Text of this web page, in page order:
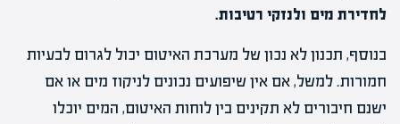
לחדירת מים ולנזקי רטיבות.
בנוסף, תכנון לא נכון של מערכת האיטום יכול לגרום לבעיות
חמורות. למשל, אם אין שיפועים נכונים לניקוז מים או אם
ישנם חיבורים לא תקינים בין לוחות האיטום, המים יוכלו